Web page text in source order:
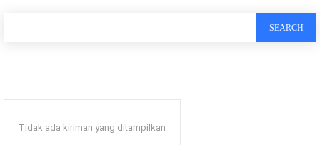
SEARCH
Tidak ada kiriman yang ditampilkan